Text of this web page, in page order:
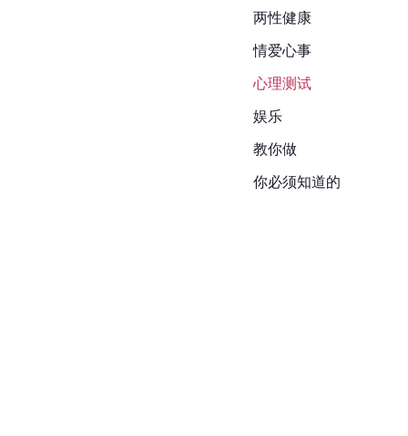
两性健康
情爱心事
心理测试
娱乐
教你做
你必须知道的